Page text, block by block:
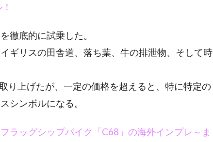
徹底的に試乗した。
ギリスの田舎道、落ち葉、牛の排泄物、そして時
り上げたが、一定の価格を超えると、特に特定の
シンボルになる。
ラッグシップバイク「C68」の海外インプレ～ま